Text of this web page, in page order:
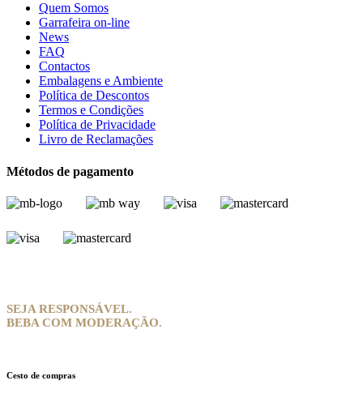
Quem Somos
Garrafeira on-line
News
FAQ
Contactos
Embalagens e Ambiente
Política de Descontos
Termos e Condições
Política de Privacidade
Livro de Reclamações
Métodos de pagamento
SEJA RESPONSÁVEL.
BEBA COM MODERAÇÃO.
Cesto de compras